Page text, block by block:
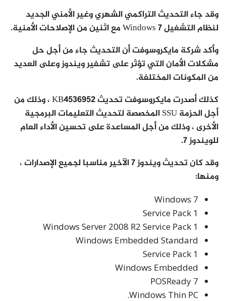
وقد جاء التحديث التراكمي الشهري وغير الأمني ​​الجديد
لنظام التشغيل Windows 7 مع اثنين من الإصلاحات الأمنية.
وأكد شركة مايكروسوفت أن التحديث جاء من أجل حل
مشكلات الأمان التي تؤثر على تشفير ويندوز وعلى العديد
من المكونات المختلفة.
كذلك أصدرت مايكروسوفت تحديث KB4536952 ، وذلك من
أجل الحزمة SSU المخصصة لتحديث التعليمات البرمجية
الأخرى ، وذلك من أجل المساعدة على تحسين الأداء العام
للويندوز 7.
وقد كان تحديث ويندوز 7 الآخير مناسبا لجميع الإصدارات ،
ومنها:
Windows 7
Service Pack 1
Windows Server 2008 R2 Service Pack 1
Windows Embedded Standard
Service Pack 1
Windows Embedded
POSReady 7
Windows Thin PC.